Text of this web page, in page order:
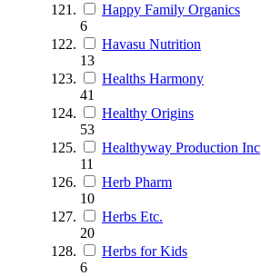
Happy Family Organics
6
Havasu Nutrition
13
Healths Harmony
41
Healthy Origins
53
Healthyway Production Inc
11
Herb Pharm
10
Herbs Etc.
20
Herbs for Kids
6